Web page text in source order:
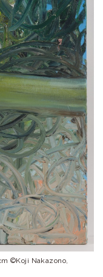
©Koji Nakazono,